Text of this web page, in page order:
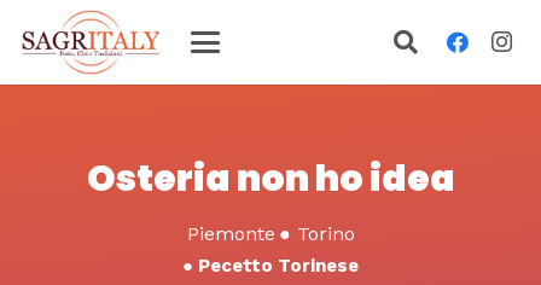
Osteria non ho idea
Piemonte ● Torino
● Pecetto Torinese